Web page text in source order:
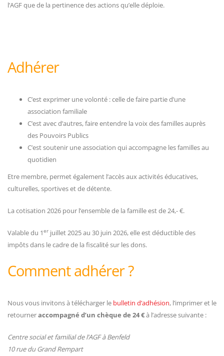
l’AGF que de la pertinence des actions qu’elle déploie.
Adhérer
C’est exprimer une volonté : celle de faire partie d’une
association familiale
C’est avec d’autres, faire entendre la voix des familles auprès
des Pouvoirs Publics
C’est soutenir une association qui accompagne les familles au
quotidien
Etre membre, permet également l’accès aux activités éducatives,
culturelles, sportives et de détente.
La cotisation 2026 pour l’ensemble de la famille est de 24,- €.
Valable du 1er juillet 2025 au 30 juin 2026, elle est déductible des
impôts dans le cadre de la fiscalité sur les dons.
Comment adhérer ?
Nous vous invitons à télécharger le bulletin d’adhésion, l’imprimer et le
retourneraccompagné d’un chèque de 24 €à l’adresse suivante :
Centre social et familial de l’AGF à Benfeld
10 rue du Grand Rempart